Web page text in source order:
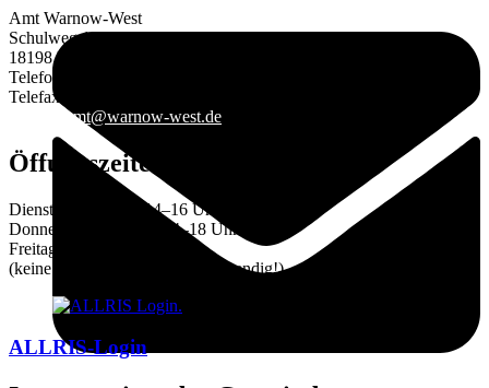
Amt Warnow-West
Schulweg 1a
18198 Kritzmow
Telefon 038207 633-0
Telefax 038207 633-29
amt@warnow-west.de
Öffungszeiten des Amtes
Dienstag 9–12 und 14–16 Uhr
Donnerstag 9–12 und 14–18 Uhr
Freitag 9–12 Uhr
(keine Terminvereinbarung notwendig!)
ALLRIS-Login